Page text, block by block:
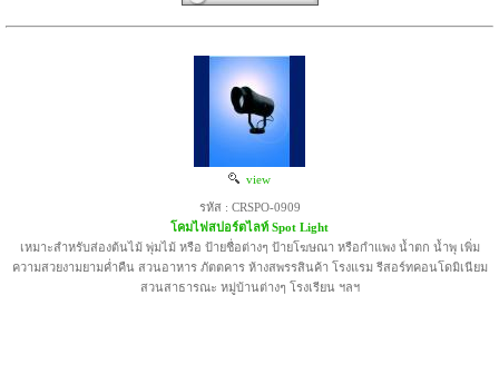
view
รหัส : CRSPO-0909
โคมไฟสปอร์ตไลท์ Spot Light
เหมาะสำหรับส่องต้นไม้ พุ่มไม้ หรือ ป้ายชื่อต่างๆ ป้ายโฆษณา หรือกำแพง น้ำตก น้ำพุ เพิ่ม
ความสวยงามยามค่ำคืน สวนอาหาร ภัตตคาร ห้างสพรรสินค้า โรงแรม รีสอร์ทคอนโดมิเนียม
สวนสาธารณะ หมู่บ้านต่างๆ โรงเรียน ฯลฯ